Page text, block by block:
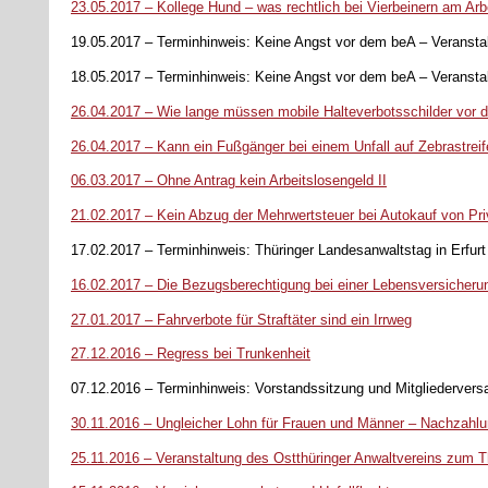
23.05.2017 – Kollege Hund – was rechtlich bei Vierbeinern am
19.05.2017 – Terminhinweis: Keine Angst vor dem beA –
18.05.2017 – Terminhinweis: Keine Angst vor dem beA –
26.04.2017 – Wie lange müssen mobile Halteverbotsschilder vor
26.04.2017 – Kann ein Fußgänger bei einem Unfall auf
06.03.2017 – Ohne Antrag kein Arbeitslosengeld II
21.02.2017 – Kein Abzug der Mehrwertsteuer bei Autokauf von
17.02.2017 – Terminhinweis: Thüringer Landesanwaltstag in Erfurt
16.02.2017 – Die Bezugsberechtigung bei einer
27.01.2017 – Fahrverbote für Straftäter sind ein Irrweg
27.12.2016 – Regress bei Trunkenheit
07.12.2016 – Terminhinweis: Vorstandssitzung und
30.11.2016 – Ungleicher Lohn für Frauen und Männer –
25.11.2016 – Veranstaltung des Ostthüringer Anwaltvereins zum